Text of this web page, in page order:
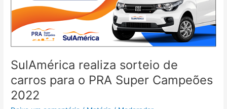
SulAmérica realiza sorteio de
carros para o PRA Super Campeões
2022
Super
Campeões
2022